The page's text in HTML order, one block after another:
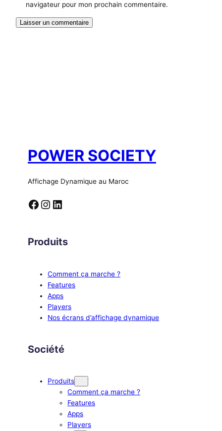
navigateur pour mon prochain commentaire.
POWER SOCIETY
Affichage Dynamique au Maroc
Facebook Instagram LinkedIn
Produits
Comment ça marche ?
Features
Apps
Players
Nos écrans d’affichage dynamique
Société
Produits
Comment ça marche ?
Features
Apps
Players